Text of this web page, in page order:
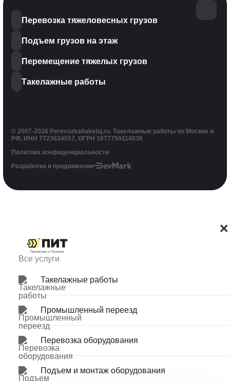
×
Такелажные работы
Промышленный переезд
Перевозка оборудования
Подъем и монтаж оборудования
Перевозка тяжеловесных грузов
Подъем грузов на этаж
Перемещение тяжелых грузов
Такелажные работы
© 2007-2026 Perevozkaitakelaj.ru. Такелажные работы по Москве и
РФ, ИНН 7723624557, ОГРН 1077759114036
Политика конфиденциальности
Разработка и продвижение